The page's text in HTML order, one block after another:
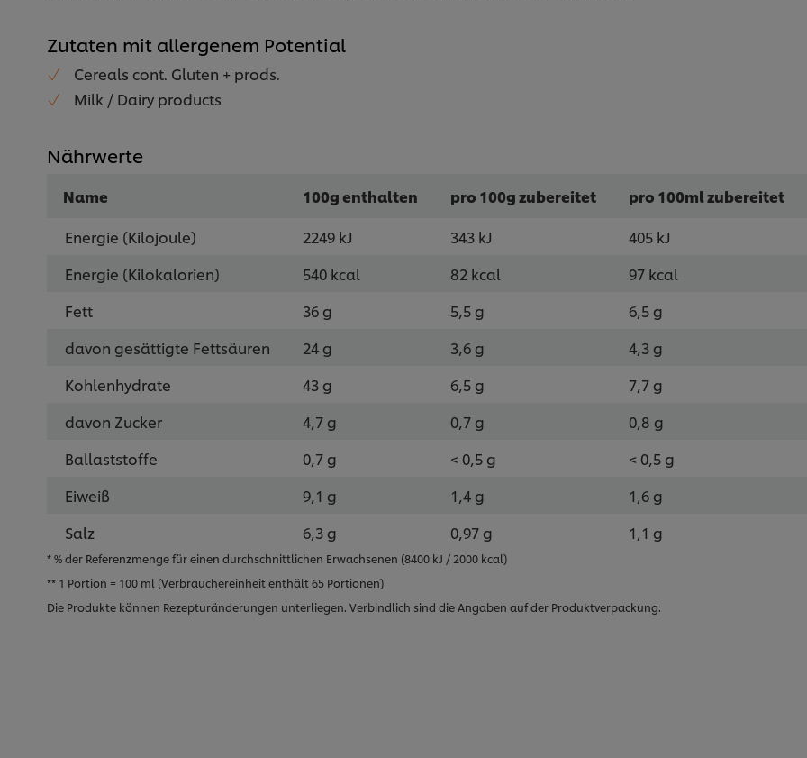
Zutaten mit allergenem Potential
Cereals cont. Gluten + prods.
Milk / Dairy products
Nährwerte
Name 100g enthalten pro 100g zubereitet pro 100ml zubereitet
Energie (Kilojoule)
2249 kJ 343 kJ 405 kJ
Energie (Kilokalorien)
540 kcal 82 kcal 97 kcal
Fett
36 g 5,5 g 6,5 g
davon gesättigte Fettsäuren
24 g 3,6 g 4,3 g
Kohlenhydrate
43 g 6,5 g 7,7 g
davon Zucker
4,7 g 0,7 g 0,8 g
Ballaststoffe
0,7 g < 0,5 g < 0,5 g
Eiweiß
9,1 g 1,4 g 1,6 g
Salz
6,3 g 0,97 g 1,1 g
* % der Referenzmenge für einen durchschnittlichen Erwachsenen (8400 kJ / 2000 kcal)
** 1 Portion = 100 ml (Verbrauchereinheit enthält 65 Portionen)
Die Produkte können Rezepturänderungen unterliegen. Verbindlich sind die Angaben auf der Produktverpackung.